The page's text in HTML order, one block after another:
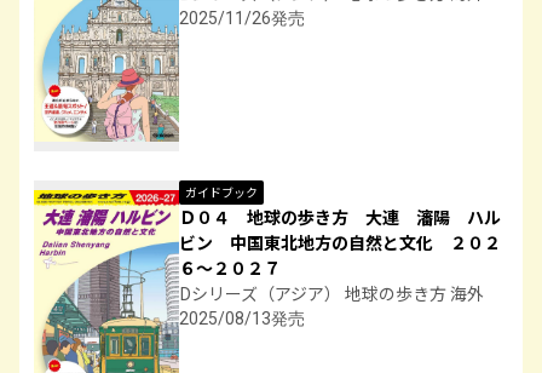
2025/11/26発売
ガイドブック
Ｄ０４ 地球の歩き方 大連 瀋陽 ハル
ビン 中国東北地方の自然と文化 ２０２
６～２０２７
Dシリーズ（アジア） 地球の歩き方 海外
2025/08/13発売